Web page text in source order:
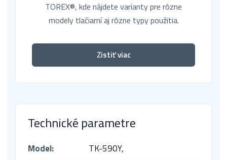
TOREX®, kde nájdete varianty pre rôzne
modely tlačiarní aj rôzne typy použitia.
Zistiť viac
Technické parametre
Model:
TK-590Y,